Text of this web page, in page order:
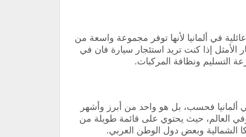
في ألمانيا لأنها توفر مجموعة واسعة من
الأمثل إذا كنت تريد استئجار سيارة فان في
ألمانيا فحسب، بل هو واحد من أبرز وأشهر
العالم، حيث يحتوي على قائمة طويلة من
الشمالية وبعض دول الوطن العربي.